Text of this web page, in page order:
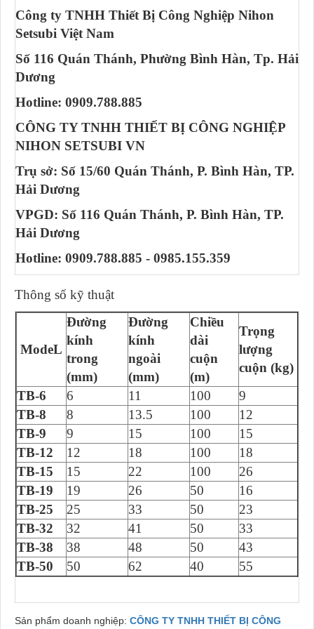
Công ty TNHH Thiết Bị Công Nghiệp Nihon
Setsubi Việt Nam
Số 116 Quán Thánh, Phường Bình Hàn, Tp. Hải
Dương
Hotline: 0909.788.885
CÔNG TY TNHH THIẾT BỊ CÔNG NGHIỆP
NIHON SETSUBI VN
Trụ sở: Số 15/60 Quán Thánh, P. Bình Hàn, TP.
Hải Dương
VPGD: Số 116 Quán Thánh, P. Bình Hàn, TP.
Hải Dương
Hotline: 0909.788.885 - 0985.155.359
Thông số kỹ thuật
ModeL
Đường
kính
trong
(mm)
Đường
kính
ngoài
(mm)
Chiều
dài
cuộn
(m)
Trọng
lượng
cuộn (kg)
TB-6
6 11 100
9
TB-8
8 13.5 100
12
TB-9
9 15 100
15
TB-12
12 18 100
18
TB-15
15 22 100
26
TB-19
19 26 50
16
TB-25
25 33 50
23
TB-32
32 41 50
33
TB-38
38 48 50
43
TB-50
50 62 40 55
Sản phẩm doanh nghiệp: CÔNG TY TNHH THIẾT BỊ CÔNG